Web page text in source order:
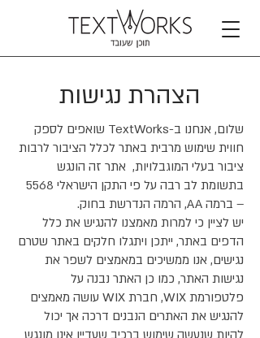
הצהרת נגישות
שלום, אנחנו ב-TextWorks שואפים לספק
חווית שימוש מרבית באתר לכלל הציבור לרבות
ציבור בעלי המוגבלויות, אתר זה הונגש
בתשומת לב רבה על פי התקן הישראלי 5568
– ברמה AA, הרמה הנדרשת בחוק.
יש לציין כי למרות מאמצנו להנגיש את כלל
הדפים באתר, ייתכן ויתגלו חלקים באתר שטרם
נגישים, אנו ממשיכים במאמצים לשפר את
נגישות האתר, כמו כן האתר נבנה על
פלטפורמת WIX, חברת WIX עושה מאמצים
להנגיש את האתרים הנבנים דרכה אך יכול
להיות שנעשה שימוש ברכיב שעדיין אינו מונגש